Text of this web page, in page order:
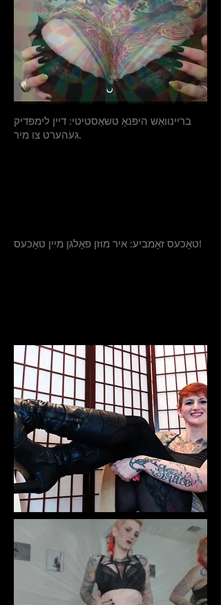
בריינוואַש היפּנאָ טשאַסטיטי: דיין לימפּדיק
געהערט צו מיר.
טאָכעס זאָמביע: איר מוזן פאָלגן מיין טאָכעס!